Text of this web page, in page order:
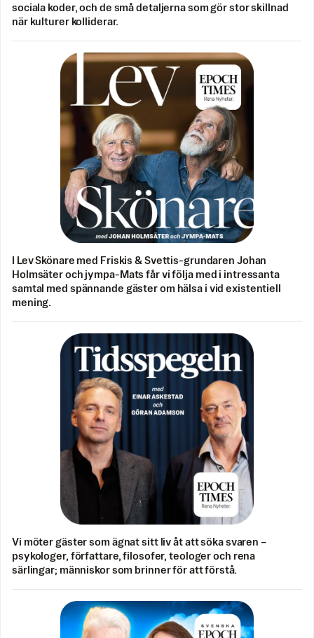
sociala koder, och de små detaljerna som gör stor skillnad
när kulturer kolliderar.
I Lev Skönare med Friskis & Svettis-grundaren Johan
Holmsäter och jympa-Mats får vi följa med i intressanta
samtal med spännande gäster om hälsa i vid existentiell
mening.
Vi möter gäster som ägnat sitt liv åt att söka svaren –
psykologer, författare, filosofer, teologer och rena
särlingar; människor som brinner för att förstå.